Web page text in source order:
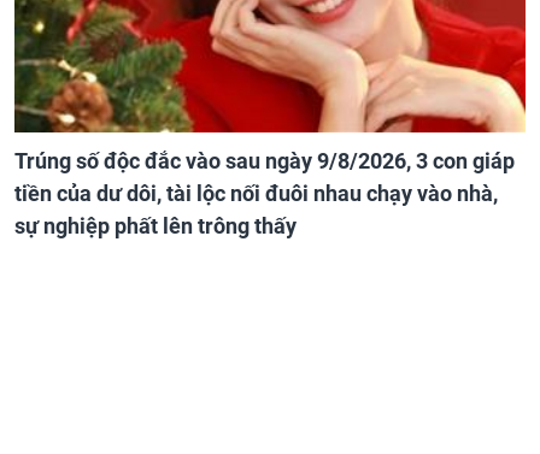
Trúng số độc đắc vào sau ngày 9/8/2026, 3 con giáp
tiền của dư dôi, tài lộc nối đuôi nhau chạy vào nhà,
sự nghiệp phất lên trông thấy